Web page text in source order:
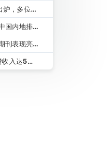
，多位高
国内地排名
刊表现亮
入达5